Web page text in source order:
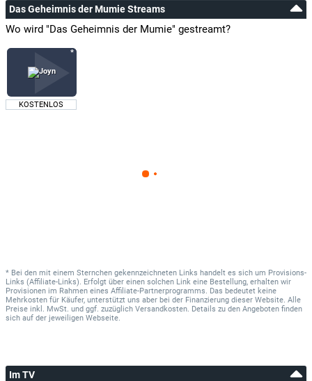
Das Geheimnis der Mumie Streams
Wo wird "Das Geheimnis der Mumie" gestreamt?
KOSTENLOS
* Bei den mit einem Sternchen gekennzeichneten Links handelt es sich um Provisions-
Links (Affiliate-Links). Erfolgt über einen solchen Link eine Bestellung, erhalten wir
Provisionen im Rahmen eines Affiliate-Partnerprogramms. Das bedeutet keine
Mehrkosten für Käufer, unterstützt uns aber bei der Finanzierung dieser Website. Alle
Preise inkl. MwSt. und ggf. zuzüglich Versandkosten. Details zu den Angeboten finden
sich auf der jeweiligen Webseite.
Im TV